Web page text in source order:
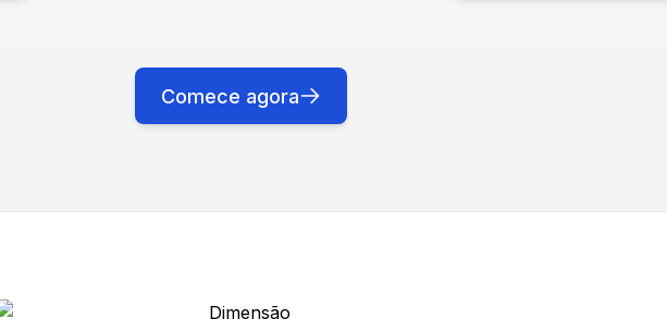
Comece agora